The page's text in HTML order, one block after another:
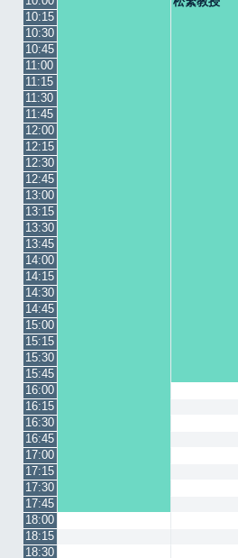
10:15
10:30
10:45
11:00
11:15
11:30
11:45
12:00
12:15
12:30
12:45
13:00
13:15
13:30
13:45
14:00
14:15
14:30
14:45
15:00
15:15
15:30
15:45
16:00
16:15
16:30
16:45
17:00
17:15
17:30
17:45
18:00
18:15
18:30